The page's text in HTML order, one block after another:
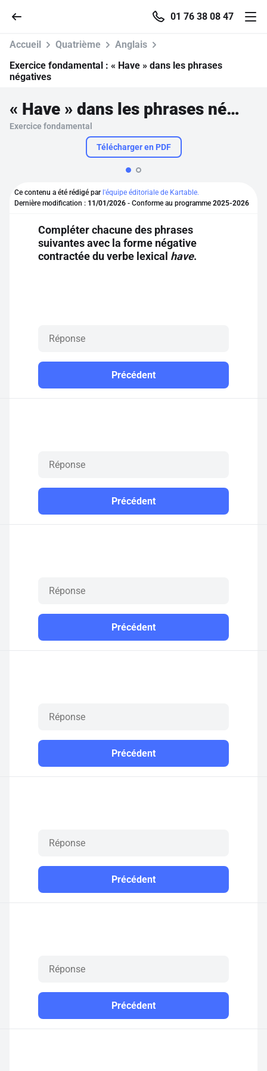
01 76 38 08 47
Parcourir
Se connecter
S'inscrire gratuitement
Pour profiter de 10 contenus offerts.
Accueil Quatrième
Anglais
Exercice fondamental : « Have » dans les phrases
négatives
« Have » dans les phrases négatives
Exercice fondamental
Télécharger en PDF
Ce contenu a été rédigé par l'équipe éditoriale de Kartable.
Dernière modification : 11/01/2026 - Conforme au programme 2025-2026
Compléter chacune des phrases
suivantes avec la forme négative
contractée du verbe lexical have.
Précédent
Précédent
Précédent
Précédent
Précédent
Précédent